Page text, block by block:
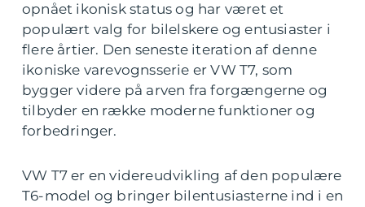
opnået ikonisk status og har været et
populært valg for bilelskere og entusiaster i
flere årtier. Den seneste iteration af denne
ikoniske varevognsserie er VW T7, som
bygger videre på arven fra forgængerne og
tilbyder en række moderne funktioner og
forbedringer.
VW T7 er en videreudvikling af den populære
T6-model og bringer bilentusiasterne ind i en